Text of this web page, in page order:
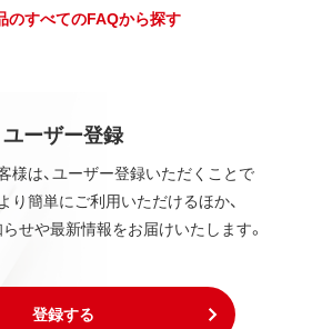
のすべてのFAQから探す
ユーザー登録
様は、ユーザー登録いただくことで
り簡単にご利用いただけるほか、
せや最新情報をお届けいたします。
登録する